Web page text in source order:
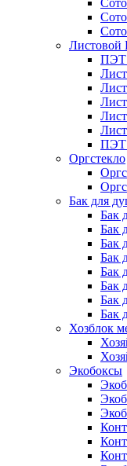
ПЭТ
ПЭТ
Оргстекло
Бак для
Бак
Бак
Бак
Бак
Бак
Бак
Бак
Бак
Хозблок
Экобоксы